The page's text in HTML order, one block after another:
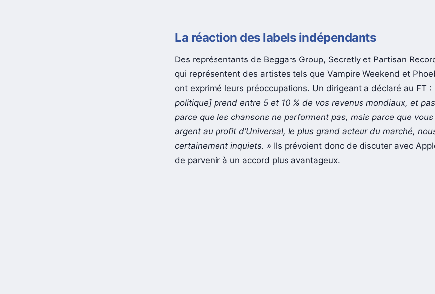
La réaction des labels indépendants
Des représentants de Beggars Group, Secretly et Partisan
qui représentent des artistes tels que Vampire Weekend et
ont exprimé leurs préoccupations. Un dirigeant a déclaré au FT :
politique] prend entre 5 et 10 % de vos revenus mondiaux, et
parce que les chansons ne performent pas, mais parce que vous
argent au profit d’Universal, le plus grand acteur du marché,
certainement inquiets. »
Ils prévoient donc de discuter avec